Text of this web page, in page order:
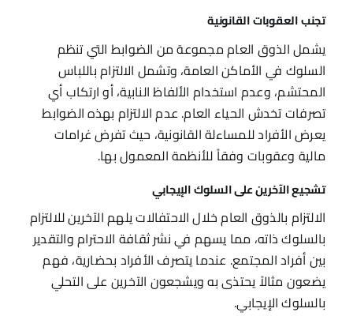
تجنب العقوبات القانونية
يشمل الذوق العام مجموعة من الضوابط التي تنظم
السلوك في الأماكن العامة، وتشمل الالتزام باللباس
المحتشم، وعدم استخدام الألفاظ النابية، أو ارتكاب أي
تصرفات تخدش الحياء العام. عدم الالتزام بهذه الضوابط
يعرض الأفراد للمساءلة القانونية، حيث تفرض غرامات
مالية وعقوبات وفقاً للأنظمة المعمول بها.
تشجيع الآخرين على السلوك الإيجابي
الالتزام بالذوق العام خلال الاحتفالات يلهم الآخرين للالتزام
بالسلوك ذاته، مما يسهم في نشر ثقافة الاحترام والتقدير
بين أفراد المجتمع. عندما يتصرف الأفراد بحضارية، فهم
يضعون مثالاً يحتذى به ويشجعون الآخرين على التحلي
بالسلوك الإيجابي.